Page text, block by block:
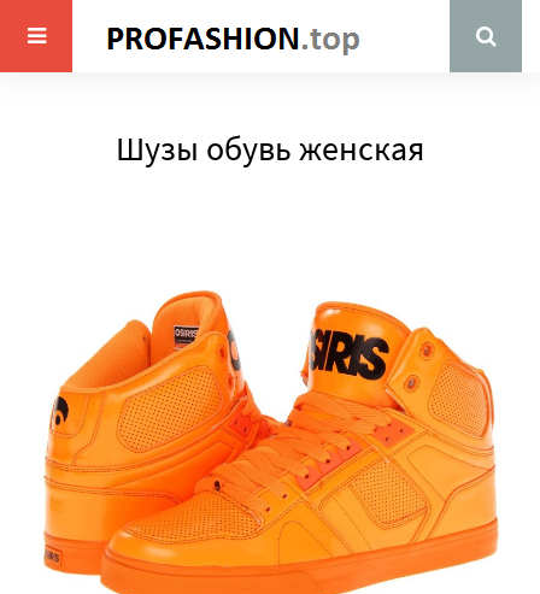
Шузы обувь женская